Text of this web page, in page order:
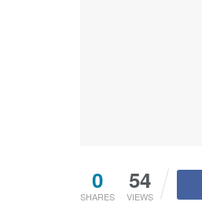
0
SHARES
54
VIEWS